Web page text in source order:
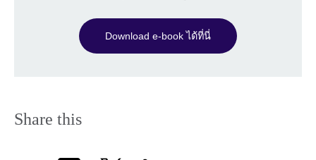
Download e-book ได้ที่นี่
Share this